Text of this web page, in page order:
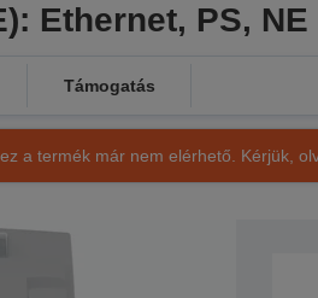
Ethernet, PS,
Támogatás
a termék már nem elérhető. Kérjük,